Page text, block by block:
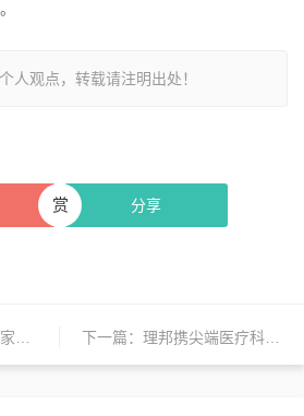
人观点，转载请注明出处！
分享
赏
范项目 下一篇： 理邦携尖端医疗科技亮相Arab Health 2024